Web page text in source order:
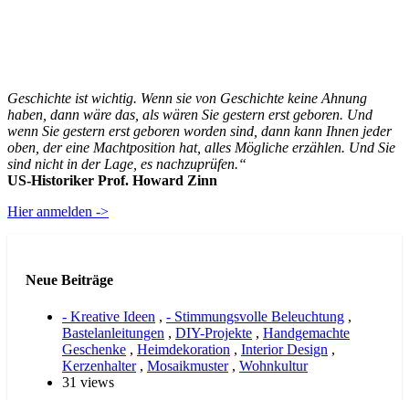
Geschichte ist wichtig. Wenn sie von Geschichte keine Ahnung
haben, dann wäre das, als wären Sie gestern erst geboren. Und
wenn Sie gestern erst geboren worden sind, dann kann Ihnen jeder
oben, der eine Machtposition hat, alles Mögliche erzählen. Und Sie
sind nicht in der Lage, es nachzuprüfen.“
US-Historiker Prof. Howard Zinn
Hier anmelden ->
Neue Beiträge
- Kreative Ideen , - Stimmungsvolle Beleuchtung ,
Bastelanleitungen , DIY-Projekte , Handgemachte
Geschenke , Heimdekoration , Interior Design ,
Kerzenhalter, Mosaikmuster, Wohnkultur
31 views